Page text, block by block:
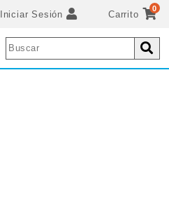
Iniciar Sesión Carrito
0